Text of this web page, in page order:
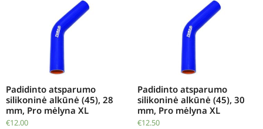
Padidinto atsparumo
silikoninė alkūnė (45), 28
mm, Pro mėlyna XL
€12.00
Padidinto atsparumo
silikoninė alkūnė (45), 30
mm, Pro mėlyna XL
€12.50